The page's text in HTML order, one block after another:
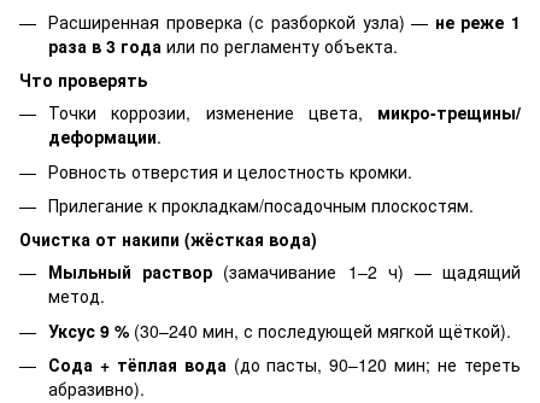
Расширенная проверка (с разборкой узла) — не реже 1
раза в 3 года или по регламенту объекта.
Что проверять
Точки коррозии, изменение цвета, микро-трещины/
деформации.
Ровность отверстия и целостность кромки.
Прилегание к прокладкам/посадочным плоскостям.
Очистка от накипи (жёсткая вода)
Мыльный раствор (замачивание 1–2 ч) — щадящий
метод.
Уксус 9 % (30–240 мин, с последующей мягкой щёткой).
Сода + тёплая вода(до пасты, 90–120 мин; не тереть
абразивно).